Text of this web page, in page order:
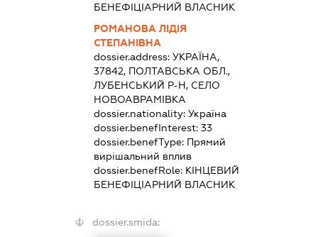
БЕНЕФІЦІАРНИЙ ВЛАСНИК
РОМАНОВА ЛІДІЯ
СТЕПАНІВНА
dossier.address:УКРАЇНА,
37842, ПОЛТАВСЬКА ОБЛ.,
ЛУБЕНСЬКИЙ Р-Н, СЕЛО
НОВОАВРАМІВКА
dossier.nationality:Україна
dossier.benefInterest:33
dossier.benefType: Прямий
вирішальний вплив
dossier.benefRole: КІНЦЕВИЙ
БЕНЕФІЦІАРНИЙ ВЛАСНИК
dossier.smida: